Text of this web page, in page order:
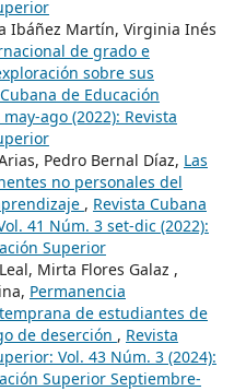
Ibáñez Martín, Virginia Inés
de grado e
sobre sus
de Educación
ago (2022): Revista
Pedro Bernal Díaz, Las
no personales del
, Revista Cubana
41 Núm. 3 set-dic (2022):
Superior
Mirta Flores Galaz ,
Permanencia
de estudiantes de
de deserción , Revista
Vol. 43 Núm. 3 (2024):
Superior Septiembre-